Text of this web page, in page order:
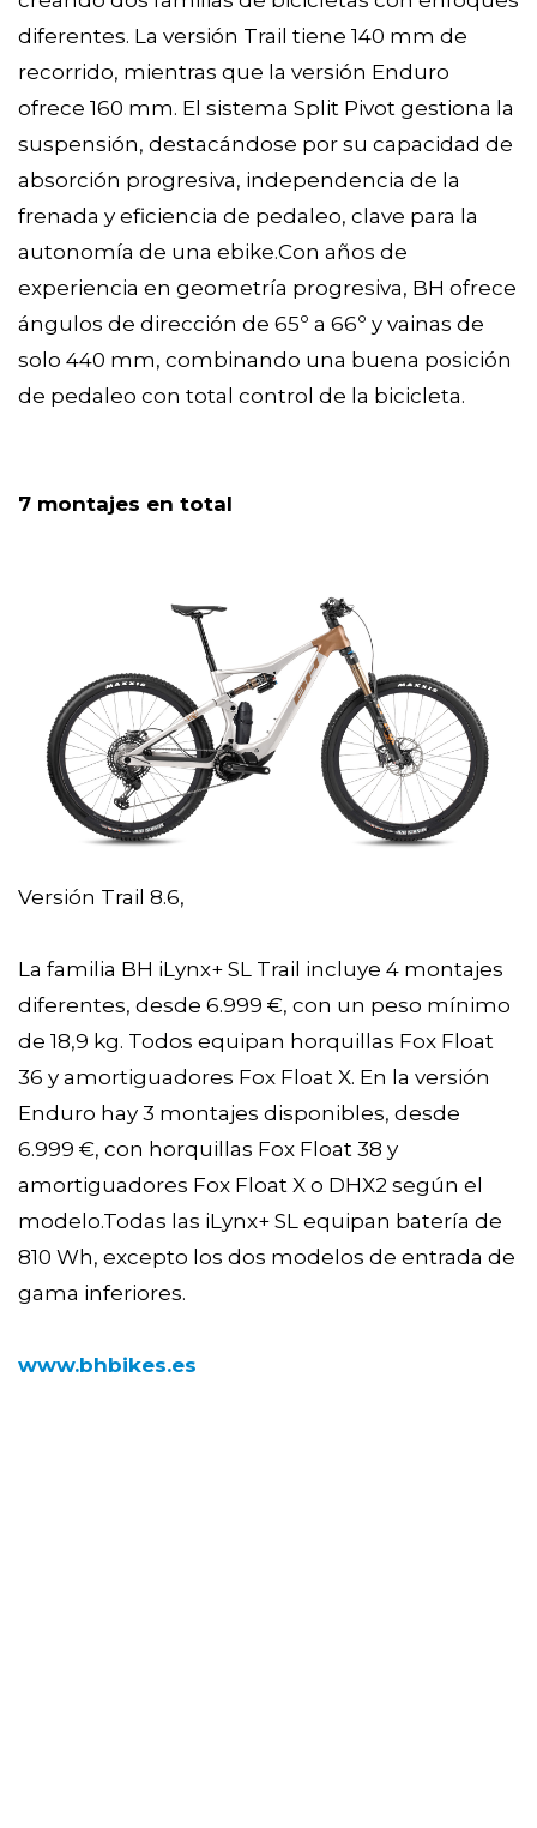
diferentes. La versión Trail tiene 140 mm de
recorrido, mientras que la versión Enduro
ofrece 160 mm. El sistema Split Pivot gestiona la
suspensión, destacándose por su capacidad de
absorción progresiva, independencia de la
frenada y eficiencia de pedaleo, clave para la
autonomía de una ebike.Con años de
experiencia en geometría progresiva, BH ofrece
ángulos de dirección de 65º a 66º y vainas de
solo 440 mm, combinando una buena posición
de pedaleo con total control de la bicicleta.
7 montajes en total
Versión Trail 8.6,
La familia BH iLynx+ SL Trail incluye 4 montajes
diferentes, desde 6.999 €, con un peso mínimo
de 18,9 kg. Todos equipan horquillas Fox Float
36 y amortiguadores Fox Float X. En la versión
Enduro hay 3 montajes disponibles, desde
6.999 €, con horquillas Fox Float 38 y
amortiguadores Fox Float X o DHX2 según el
modelo.Todas las iLynx+ SL equipan batería de
810 Wh, excepto los dos modelos de entrada de
gama inferiores.
www.bhbikes.es